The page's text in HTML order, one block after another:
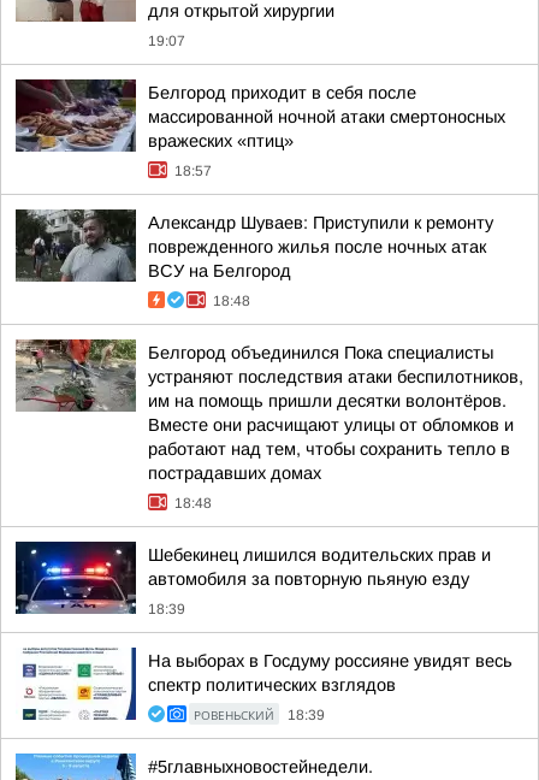
для открытой хирургии
19:07
Белгород приходит в себя после
массированной ночной атаки смертоносных
вражеских «птиц»
18:57
Александр Шуваев: Приступили к ремонту
поврежденного жилья после ночных атак
ВСУ на Белгород
18:48
Белгород объединился Пока специалисты
устраняют последствия атаки беспилотников,
им на помощь пришли десятки волонтёров.
Вместе они расчищают улицы от обломков и
работают над тем, чтобы сохранить тепло в
пострадавших домах
18:48
Шебекинец лишился водительских прав и
автомобиля за повторную пьяную езду
18:39
На выборах в Госдуму россияне увидят весь
спектр политических взглядов
РОВЕНЬСКИЙ 18:39
#5главныхновостейнедели.